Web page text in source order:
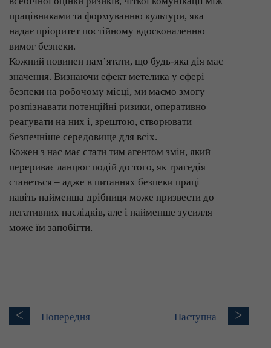
працівниками та формуванню культури, яка
надає пріоритет постійному вдосконаленню
вимог безпеки.
Кожний повинен пам’ятати, що будь-яка дія має
значення. Визнаючи ефект метелика у сфері
безпеки на робочому місці, ми маємо змогу
розпізнавати потенційні ризики, оперативно
реагувати на них і, зрештою, створювати
безпечніше середовище для всіх.
Кожен з нас має стати тим агентом змін, який
перериває ланцюг подій до того, як трагедія
станеться – адже в питаннях безпеки праці
навіть найменша дрібниця може призвести до
негативних наслідків, але і найменше зусилля
може їм запобігти.
< Попередня Наступна >